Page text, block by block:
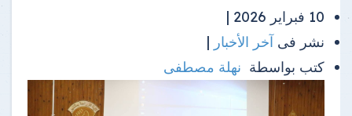
10 فبراير 2026 |
نشر فى آخر الأخبار |
كتب بواسطة نهلة مصطفى